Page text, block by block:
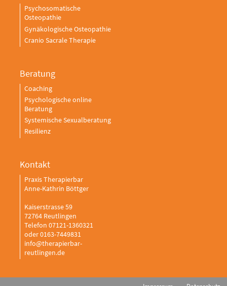
Psychosomatische
Osteopathie
Gynäkologische Osteopathie
Cranio Sacrale Therapie
Beratung
Coaching
Psychologische online
Beratung
Systemische Sexualberatung
Resilienz
Kontakt
Praxis Therapierbar
Anne-Kathrin Böttger
Kaiserstrasse 59
72764 Reutlingen
Telefon 07121-1360321
oder 0163-7449831
info@therapierbar-
reutlingen.de